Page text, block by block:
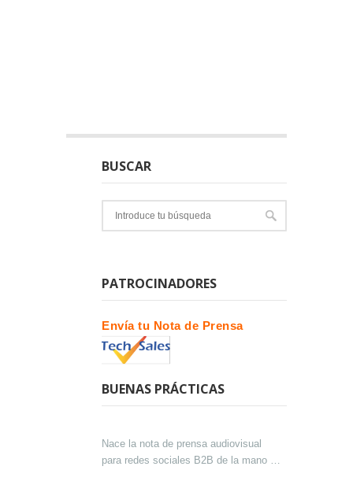
BUSCAR
PATROCINADORES
Envía tu Nota de Prensa
BUENAS PRÁCTICAS
Nace la nota de prensa audiovisual
para redes sociales B2B de la mano de